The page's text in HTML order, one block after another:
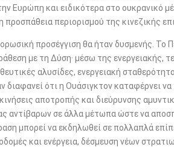
Ευρώπη και ειδικότερα στο ουκρανικό
περιορισμού της κινεζικής
προσέγγιση θα ήταν δυσμενής. Το
με τη Δύση· μέσω της ενεργειακής,
αλυσίδες, ενεργειακή
ότι η Ουάσιγκτον καταφέρνει
αποτροπής και διεύρυνσης
αντίβαρων σε άλλα μέτωπα ώστε να
μπορεί να εκδηλωθεί σε πολλαπλά
και ενέργεια, δέσμευση νέων